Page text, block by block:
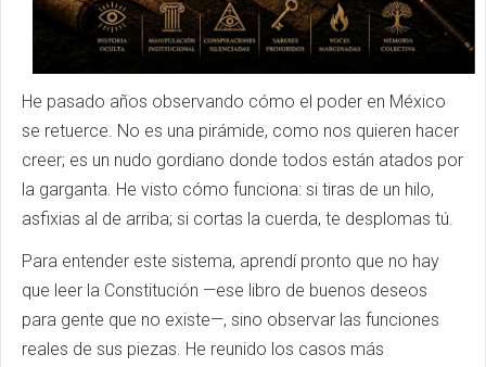
He pasado años observando cómo el poder en México
se retuerce. No es una pirámide, como nos quieren hacer
creer; es un nudo gordiano donde todos están atados por
la garganta. He visto cómo funciona: si tiras de un hilo,
asfixias al de arriba; si cortas la cuerda, te desplomas tú.
Para entender este sistema, aprendí pronto que no hay
que leer la Constitución —ese libro de buenos deseos
para gente que no existe—, sino observar las funciones
reales de sus piezas. He reunido los casos más